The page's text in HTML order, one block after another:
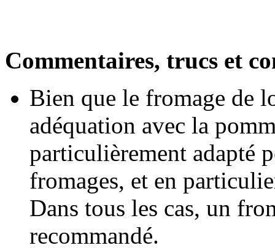
Commentaires, trucs et
Bien que le fromage de
adéquation avec la
particulièrement adapté
fromages, et en
Dans tous les cas, un
recommandé.